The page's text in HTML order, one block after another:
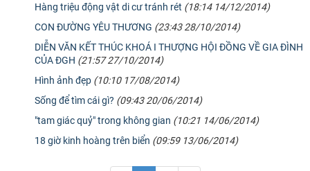
Hàng triệu động vật di cư tránh rét (18:14 14/12/2014)
CON ĐƯỜNG YÊU THƯƠNG (23:43 28/10/2014)
DIỄN VĂN KẾT THÚC KHOÁ I THƯỢNG HỘI ĐỒNG VỀ GIA ĐÌNH
CỦA ĐGH (21:57 27/10/2014)
Hình ảnh đẹp (10:10 17/08/2014)
Sống để tìm cái gì? (09:43 20/06/2014)
"tam giác quỷ" trong không gian (10:21 14/06/2014)
18 giờ kinh hoàng trên biển (09:59 13/06/2014)